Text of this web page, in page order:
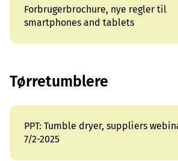
Forbrugerbrochure, nye regler til
smartphones and tablets
Tørretumblere
PPT: Tumble dryer, suppliers
7/2-2025